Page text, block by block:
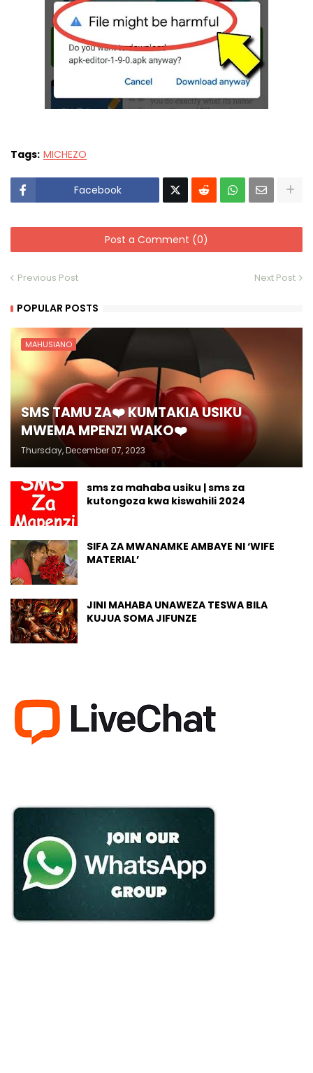
Tags: MICHEZO
Facebook
Post a Comment (0)
Previous Post Next Post
POPULAR POSTS
MAHUSIANO
SMS TAMU ZA❤️ KUMTAKIA USIKU
MWEMA MPENZI WAKO❤️
Thursday, December 07, 2023
sms za mahaba usiku | sms za
kutongoza kwa kiswahili 2024
SIFA ZA MWANAMKE AMBAYE NI ‘WIFE
MATERIAL’
JINI MAHABA UNAWEZA TESWA BILA
KUJUA SOMA JIFUNZE